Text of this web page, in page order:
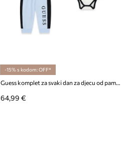
-15% s kodom: OFF*
Guess komplet za svaki dan za djecu od pamuka
64,99 €